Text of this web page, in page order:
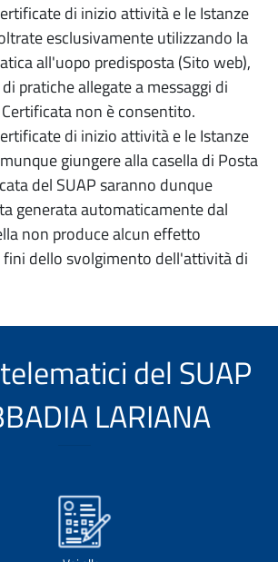
di inizio attività e le Istanze
esclusivamente utilizzando la
all'uopo predisposta (Sito web),
pratiche allegate a messaggi di
non è consentito.
di inizio attività e le Istanze
giungere alla casella di Posta
del SUAP saranno dunque
generata automaticamente dal
non produce alcun effetto
dello svolgimento dell'attività di
del SUAP
LARIANA